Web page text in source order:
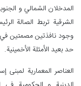
المدخلان الشمالي و
الشرقية تربط الصالة
وجود نافذتين مصمتين في
حد بعيد الأمثلة الأخمينية.
العناصر المعمارية